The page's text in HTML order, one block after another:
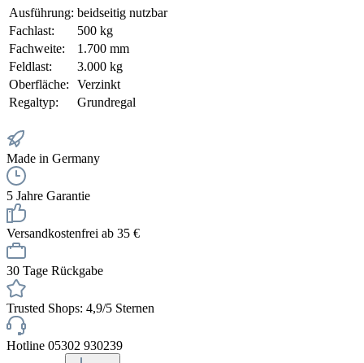
Ausführung: beidseitig nutzbar
Fachlast:
500 kg
Fachweite:
1.700 mm
Feldlast:
3.000 kg
Oberfläche:
Verzinkt
Regaltyp:
Grundregal
Made in Germany
5 Jahre Garantie
Versandkostenfrei ab 35 €
30 Tage Rückgabe
Trusted Shops: 4,9/5 Sternen
Hotline 05302 930239